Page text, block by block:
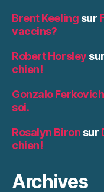
Brent Keeling sur
vaccins?
Robert Horsley sur
chien!
Gonzalo Ferkovich
soi.
Rosalyn Biron sur
chien!
Archives